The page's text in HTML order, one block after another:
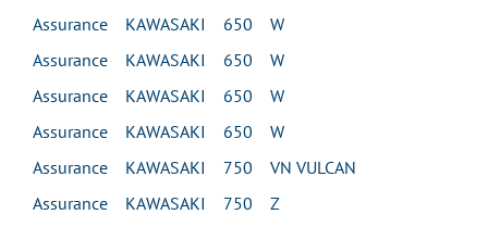
Assurance KAWASAKI 650 W
Assurance KAWASAKI 650 W
Assurance KAWASAKI 650 W
Assurance KAWASAKI 650 W
Assurance KAWASAKI 750 VN VULCAN
Assurance KAWASAKI 750 Z